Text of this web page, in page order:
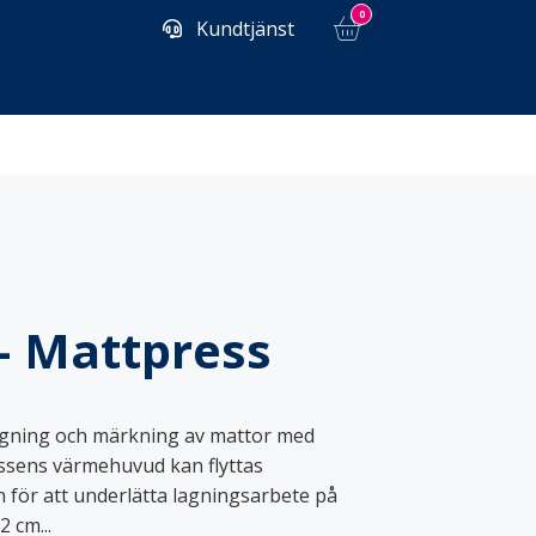
Kundtjänst
0
Tillbehör
Tvättsäckar
Mattpress
och märkning av mattor med
värmehuvud kan flyttas
för att underlätta lagningsarbete på
cm...